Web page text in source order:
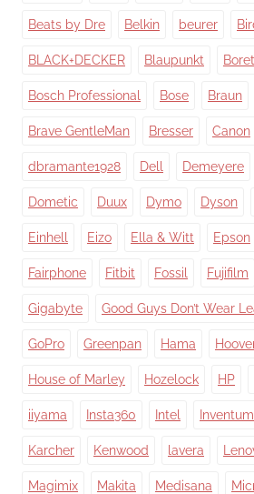
Beats by Dre Belkin beurer
BLACK+DECKER Blaupunkt
Bosch Professional Bose Braun
Brave GentleMan Bresser Canon
dbramante1928 Dell Demeyere
Dometic Duux Dymo Dyson
Einhell Eizo Ella & Witt Epson
Fairphone Fitbit Fossil Fujifilm
Gigabyte Good Guys Don’t Wear
GoPro Greenpan Hama
House of Marley Hozelock HP
iiyama Insta360 Intel Inventum
Karcher Kenwood lavera
Magimix Makita Medisana